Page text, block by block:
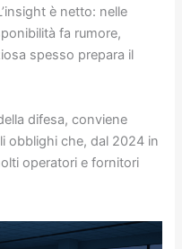
è netto: nelle
fa rumore,
spesso prepara il
difesa, conviene
obblighi che, dal 2024 in
operatori e fornitori